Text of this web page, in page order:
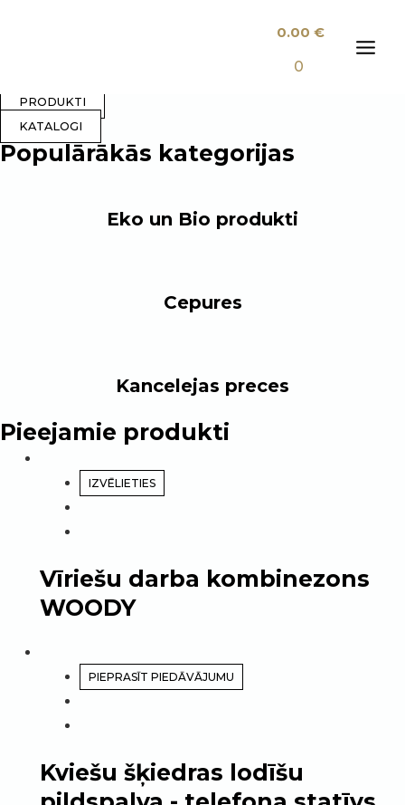
0.00€
0
PRODUKTI
KATALOGI
Populārākās kategorijas
Eko un Bio produkti
Cepures
Kancelejas preces
Pieejamie produkti
IZVĒLIETIES
Vīriešu darba kombinezons
WOODY
PIEPRASĪT PIEDĀVĀJUMU
Kviešu šķiedras lodīšu